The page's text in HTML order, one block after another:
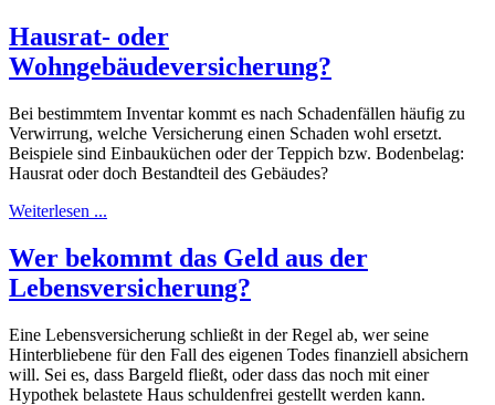
Hausrat- oder
Wohngebäudeversicherung?
Bei bestimmtem Inventar kommt es nach Schadenfällen häufig zu
Verwirrung, welche Versicherung einen Schaden wohl ersetzt.
Beispiele sind Einbauküchen oder der Teppich bzw. Bodenbelag:
Hausrat oder doch Bestandteil des Gebäudes?
Weiterlesen ...
Wer bekommt das Geld aus der
Lebensversicherung?
Eine Lebensversicherung schließt in der Regel ab, wer seine
Hinterbliebene für den Fall des eigenen Todes finanziell absichern
will. Sei es, dass Bargeld fließt, oder dass das noch mit einer
Hypothek belastete Haus schuldenfrei gestellt werden kann.